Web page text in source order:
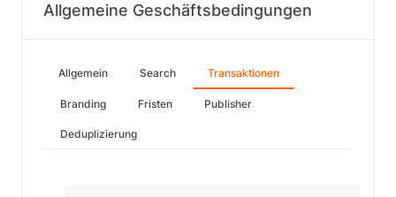
Allgemeine Geschäftsbedingungen
Allgemein Search Transaktionen
Branding Fristen Publisher
Deduplizierung